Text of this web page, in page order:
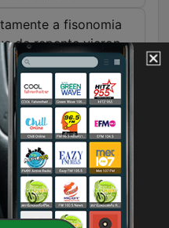
a fisonomia
de repente vieron
esse povo sumiço,
a custodia da igreja
que tocava
passar o sacerdote e
já não lhes
tinham hambre.
como a fome
social e a
perante as autoridades